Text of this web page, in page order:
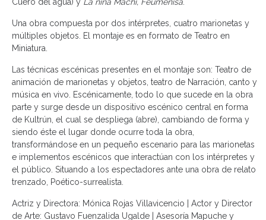
Cuero del agua) y La niña Machi, Feumenisa.
Una obra compuesta por dos intérpretes, cuatro marionetas y
múltiples objetos. El montaje es en formato de Teatro en
Miniatura.
Las técnicas escénicas presentes en el montaje son: Teatro de
animación de marionetas y objetos, teatro de Narración, canto y
música en vivo. Escénicamente, todo lo que sucede en la obra
parte y surge desde un dispositivo escénico central en forma
de Kultrún, el cual se despliega (abre), cambiando de forma y
siendo éste el lugar donde ocurre toda la obra,
transformándose en un pequeño escenario para las marionetas
e implementos escénicos que interactúan con los intérpretes y
el público. Situando a los espectadores ante una obra de relato
trenzado, Poético-surrealista.
Actriz y Directora: Mónica Rojas Villavicencio | Actor y Director
de Arte: Gustavo Fuenzalida Ugalde | Asesoría Mapuche y